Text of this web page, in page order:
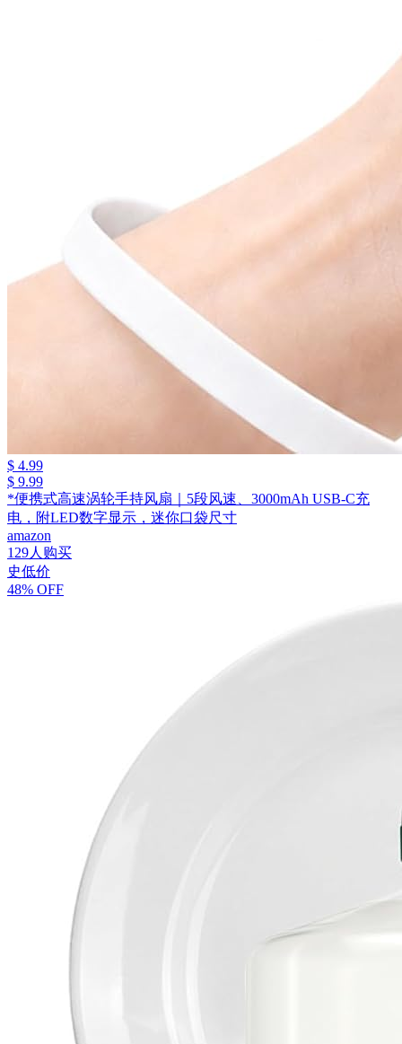
$ 4.99
$ 9.99
*便携式高速涡轮手持风扇｜5段风速、3000mAh USB-C充
电，附LED数字显示，迷你口袋尺寸
amazon
129人购买
史低价
48% OFF